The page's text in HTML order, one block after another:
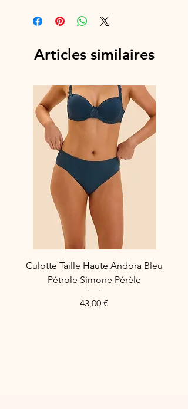
Composition : 85% Polyamide, 15%
Elasthanne
Référence fabrcant : 10210675
Articles similaires
Culotte Taille Haute Andora Bleu
Pétrole Simone Pérèle
Prix
43,00 €